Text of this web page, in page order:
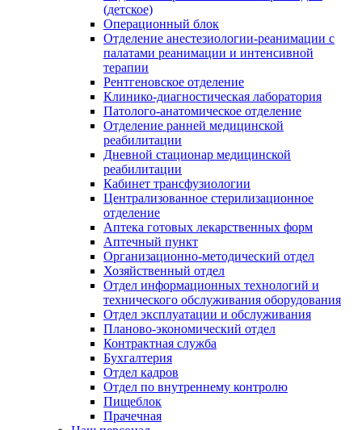
(детское)
Операционный блок
Отделение анестезиологии-реанимации с
палатами реанимации и интенсивной
терапии
Рентгеновское отделение
Клинико-диагностическая лаборатория
Патолого-анатомическое отделение
Отделение ранней медицинской
реабилитации
Дневной стационар медицинской
реабилитации
Кабинет трансфузиологии
Централизованное стерилизационное
отделение
Аптека готовых лекарственных форм
Аптечный пункт
Организационно-методический отдел
Хозяйственный отдел
Отдел информационных технологий и
технического обслуживания оборудования
Отдел эксплуатации и обслуживания
Планово-экономический отдел
Контрактная служба
Бухгалтерия
Отдел кадров
Отдел по внутреннему контролю
Пищеблок
Прачечная